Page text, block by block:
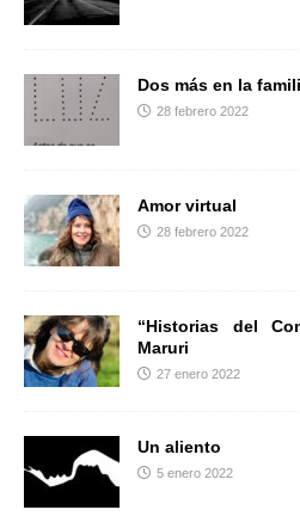
Dos más en la
28 febrero 2022
Amor virtual
28 febrero 2022
“Historias del
Maruri
27 enero 2022
Un aliento
5 enero 2022